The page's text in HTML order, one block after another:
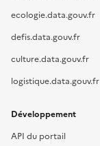
ecologie.data.gouv.fr
defis.data.gouv.fr
culture.data.gouv.fr
logistique.data.gouv.fr
Développement
API du portail